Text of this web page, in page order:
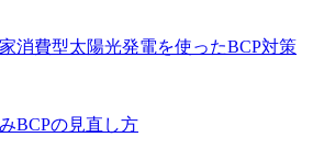
消費型太陽光発電を使ったBCP対策
BCPの見直し方